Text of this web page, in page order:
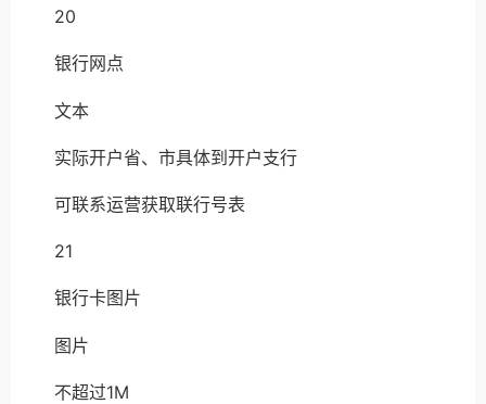
20
银行网点
文本
实际开户省、市具体到开户支行
可联系运营获取联行号表
21
银行卡图片
图片
不超过1M